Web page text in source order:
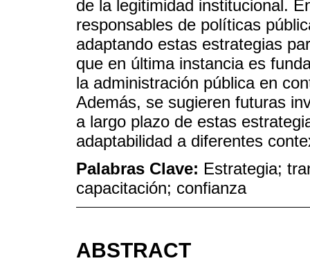
de la legitimidad institucional.
responsables de políticas
adaptando estas estrategias
que en última instancia es
la administración pública en
Además, se sugieren futuras
a largo plazo de estas
adaptabilidad a diferentes
Palabras Clave: Estrategia;
capacitación; confianza
ABSTRACT